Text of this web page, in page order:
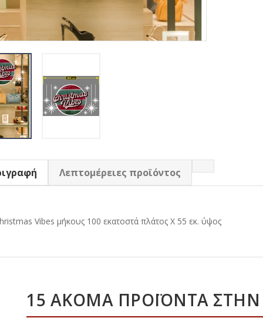
Λεπτομέρειες προϊόντος
Vibes μήκους 100 εκατοστά πλάτος Χ 55 εκ. ύψος
15 ΑΚΌΜΑ ΠΡΟΪΌΝΤΑ ΣΤΗΝ